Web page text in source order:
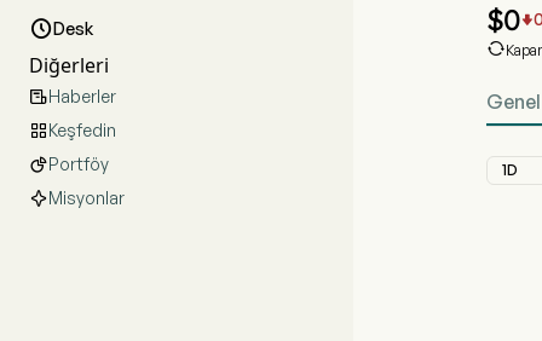
Desk
Diğerleri
Haberler
Keşfedin
Portföy
Misyonlar
$0

1D